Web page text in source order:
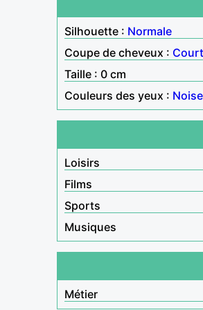
Silhouette : Normale
Coupe de cheveux :
Taille : 0 cm
Couleurs des yeux :
Loisirs
Films
Sports
Musiques
Métier